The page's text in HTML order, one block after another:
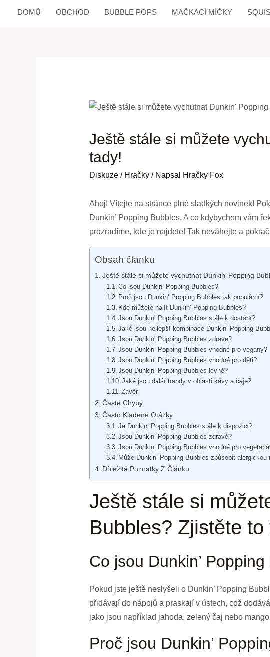
DOMŮ OBCHOD BUBBLE POPS MAČKACÍ MÍČKY
Ještě stále si můžete
tady!
Diskuze / Hračky/ Napsal Hračky Fox
Ahoj! Vítejte na stránce plné sladkých novinek!
Dunkin’ Popping Bubbles. A co kdybychom vám
prozradíme, kde je najdete! Tak neváhejte a
Obsah článku
Ještě stále si můžete vychutnat Dunkin’ Popping
Co jsou Dunkin’ Popping Bubbles?
Proč jsou Dunkin’ Popping Bubbles tak populární?
Kde můžete najít Dunkin’ Popping Bubbles?
Jsou Dunkin’ Popping Bubbles stále k dostání?
Jaké jsou nejlepší kombinace Dunkin’ Popping
Jsou Dunkin’ Popping Bubbles zdravé?
Jsou Dunkin’ Popping Bubbles vhodné pro vegany?
Jsou Dunkin’ Popping Bubbles vhodné pro děti?
Jsou Dunkin’ Popping Bubbles levné?
Jaké jsou další trendy v oblasti kávy a čaje?
Závěr
Časté Chyby
Často Kladené Otázky
Je Dunkin ‘Popping Bubbles stále k dispozici?
Jsou Dunkin ‘Popping Bubbles zdravé?
Jsou Dunkin ‘Popping Bubbles vhodné pro
Může Dunkin ‘Popping Bubbles způsobit alergickou
Důležité Poznatky Z Článku
Ještě stále si
Bubbles? Zjistěte to
Co jsou Dunkin’
Pokud jste ještě neslyšeli o Dunkin’ Popping
přidávají do nápojů a praskají v ústech, což
jako jsou například jahoda, zelený čaj nebo
Proč jsou Dunkin’